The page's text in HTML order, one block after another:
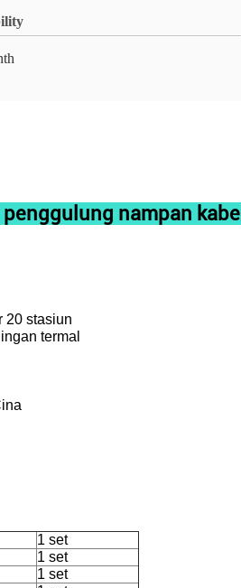
penggulung nampan kabel
20 stasiun
termal
1 set
1 set
1 set